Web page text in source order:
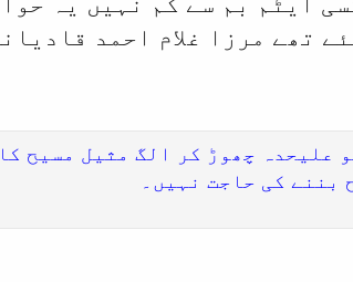
تھے مرزا غلام احمد
علیحدہ چھوڑ کر الگ مثیل مسیح
کی حاجت نہیں۔